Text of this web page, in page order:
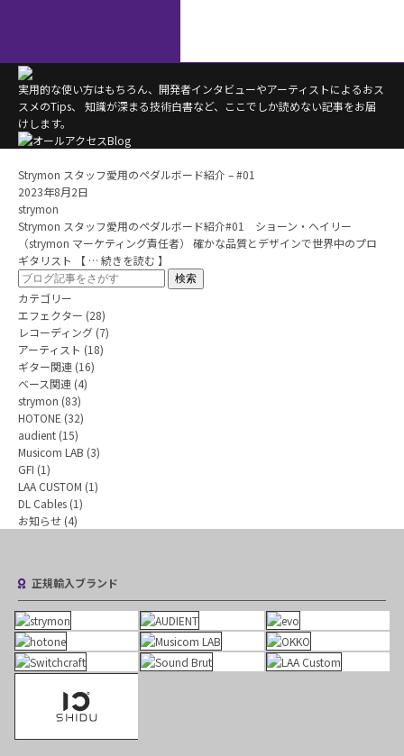
実用的な使い方はもちろん、開発者インタビューやアーティストによるおス
スメのTips、
知識が深まる技術白書など、ここでしか読めない記事をお届
けします。
Strymon スタッフ愛用のペダルボード紹介 – #01
2023年8月2日
strymon
Strymon スタッフ愛用のペダルボード紹介#01 ショーン・ヘイリー
（strymon マーケティング責任者） 確かな品質とデザインで世界中のプロ
ギタリスト 【 … 続きを読む 】
カテゴリー
エフェクター (28)
レコーディング (7)
アーティスト (18)
ギター関連 (16)
ベース関連 (4)
strymon (83)
HOTONE (32)
audient (15)
Musicom LAB (3)
GFI (1)
LAA CUSTOM (1)
DL Cables (1)
お知らせ (4)
正規輸入ブランド